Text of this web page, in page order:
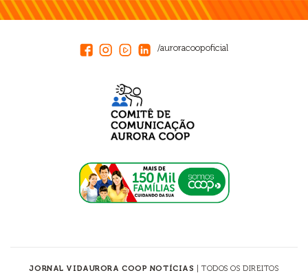
/auroracoopoficial
JORNAL VIDAURORA COOP NOTÍCIAS | TODOS OS DIREITOS